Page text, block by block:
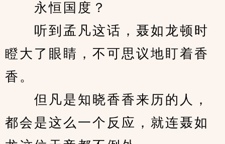
永恒国度？
听到孟凡这话，聂如龙顿时
瞪大了眼睛，不可思议地盯着香
香。
但凡是知晓香香来历的人，
都会是这么一个反应，就连聂如